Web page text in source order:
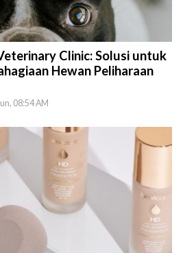
Clinic: Solusi untuk
Hewan Peliharaan
08:54 AM